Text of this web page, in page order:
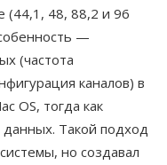
(44,1, 48, 88,2 и 96
—
(частота
каналов) в
OS, тогда как
Такой подход
но создавал